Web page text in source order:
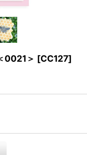
0021＞ [CC127]